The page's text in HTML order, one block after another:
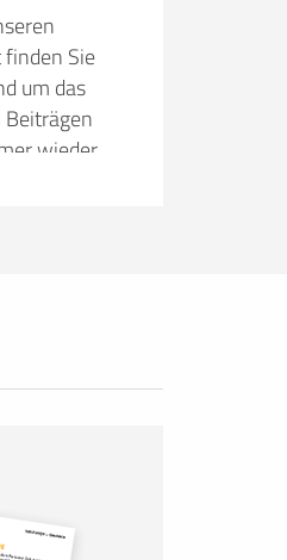
Sie
um das
Beiträgen
wieder
Umzug so